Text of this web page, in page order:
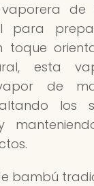
de
para
toque
esta
de
los
bambú